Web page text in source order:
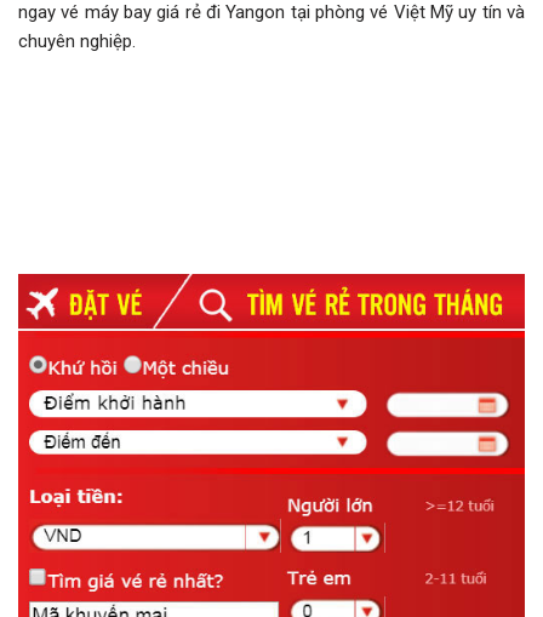
ngay vé máy bay giá rẻ đi Yangon tại phòng vé Việt Mỹ uy tín và
chuyên nghiệp.